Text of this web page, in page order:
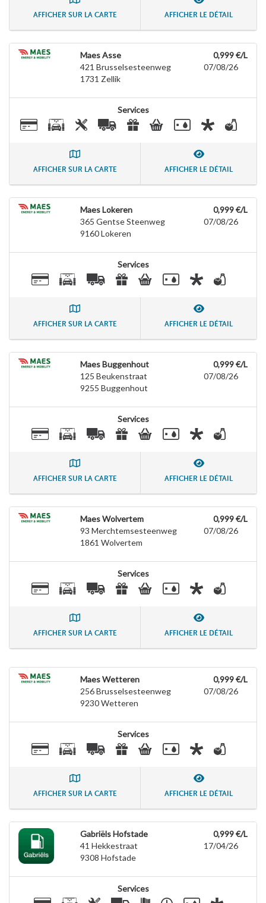
AFFICHER SUR LA CARTE AFFICHER LE DÉTAIL
Maes Asse
421 Brusselsesteenweg
1731 Zellik
0,999 €/L
07/08/26
Services
AFFICHER SUR LA CARTE AFFICHER LE DÉTAIL
Maes Lokeren
365 Gentse Steenweg
9160Lokeren
0,999 €/L
07/08/26
Services
AFFICHER SUR LA CARTE AFFICHER LE DÉTAIL
Maes Buggenhout
125 Beukenstraat
9255 Buggenhout
0,999 €/L
07/08/26
Services
AFFICHER SUR LA CARTE AFFICHER LE DÉTAIL
Maes Wolvertem
93 Merchtemsesteenweg
1861 Wolvertem
0,999 €/L
07/08/26
Services
AFFICHER SUR LA CARTE AFFICHER LE DÉTAIL
Maes Wetteren
256 Brusselsesteenweg
9230Wetteren
0,999 €/L
07/08/26
Services
AFFICHER SUR LA CARTE AFFICHER LE DÉTAIL
Gabriëls Hofstade
41 Hekkestraat
9308 Hofstade
0,999 €/L
17/04/26
Services